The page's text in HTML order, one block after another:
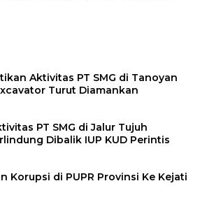
Aktivitas PT SMG di Tanoyan
Turut Diamankan
PT SMG di Jalur Tujuh
Dibalik IUP KUD Perintis
Korupsi di PUPR Provinsi Ke Kejati